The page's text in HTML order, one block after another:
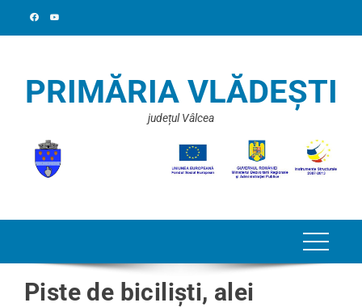
PRIMĂRIA VLĂDEȘTI
județul Vâlcea
Piste de biciliști, alei